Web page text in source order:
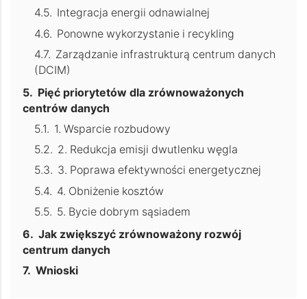
Integracja energii odnawialnej
Ponowne wykorzystanie i recykling
Zarządzanie infrastrukturą centrum danych
(DCIM)
Pięć priorytetów dla zrównoważonych
centrów danych
1. Wsparcie rozbudowy
2. Redukcja emisji dwutlenku węgla
3. Poprawa efektywności energetycznej
4. Obniżenie kosztów
5. Bycie dobrym sąsiadem
Jak zwiększyć zrównoważony rozwój
centrum danych
Wnioski